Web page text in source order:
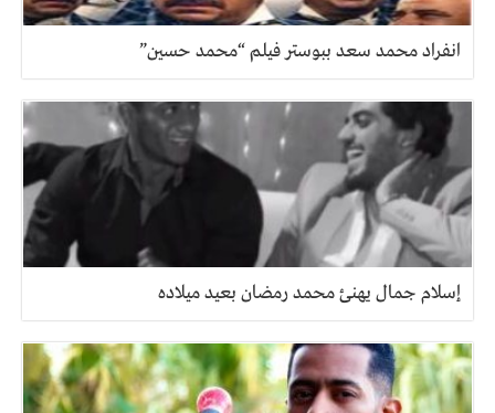
انفراد محمد سعد ببوستر فيلم “محمد حسين”
إسلام جمال يهنئ محمد رمضان بعيد ميلاده